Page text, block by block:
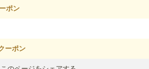
ポン
ーポン